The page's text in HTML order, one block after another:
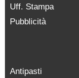
Uff. Stampa
Pubblicità
Antipasti